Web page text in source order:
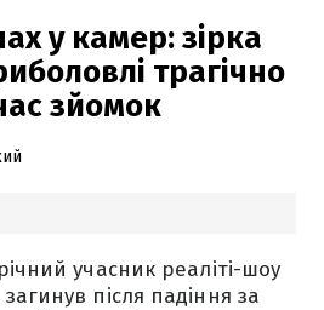
у камер: зірка
трагічно
зйомок
учасник реаліті-шоу
після падіння за